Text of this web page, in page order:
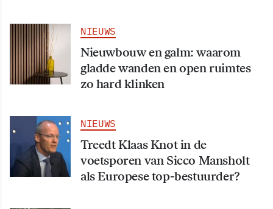
NIEUWS
Nieuwbouw en galm: waarom
gladde wanden en open ruimtes
zo hard klinken
NIEUWS
Treedt Klaas Knot in de
voetsporen van Sicco Mansholt
als Europese top-bestuurder?